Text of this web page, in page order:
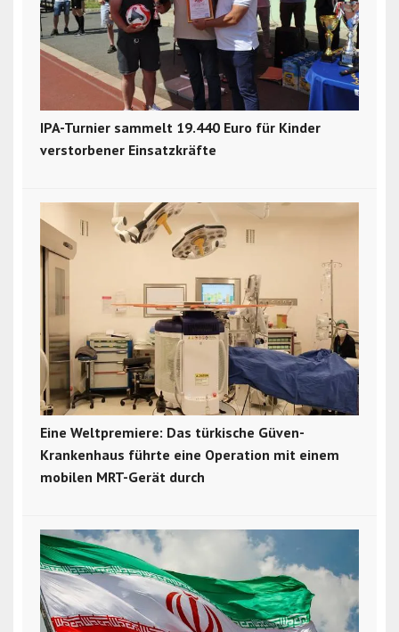
IPA-Turnier sammelt 19.440 Euro für Kinder
verstorbener Einsatzkräfte
Eine Weltpremiere: Das türkische Güven-
Krankenhaus führte eine Operation mit einem
mobilen MRT-Gerät durch